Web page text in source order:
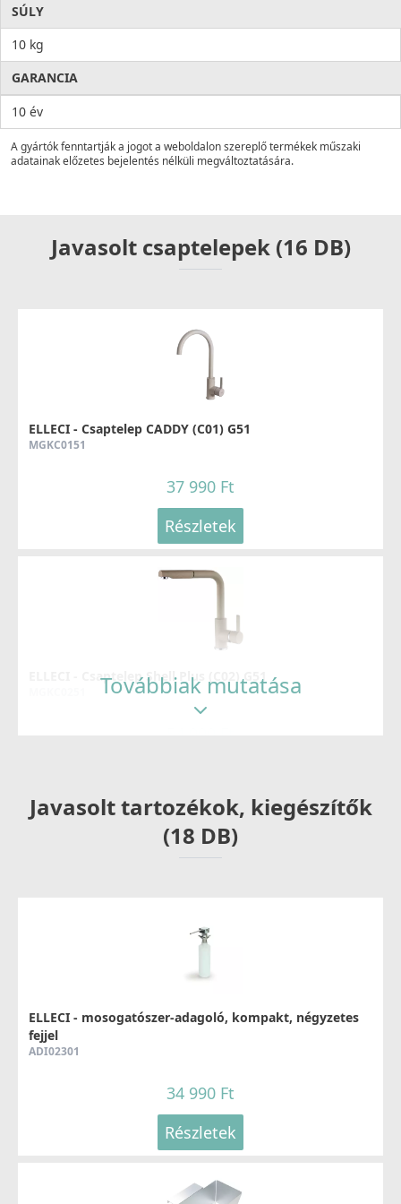
SÚLY
10 kg
GARANCIA
10 év
A gyártók fenntartják a jogot a weboldalon szereplő termékek műszaki
adatainak előzetes bejelentés nélküli megváltoztatására.
Javasolt csaptelepek (16 DB)
ELLECI - Csaptelep CADDY (C01) G51
MGKC0151
37 990 Ft
Részletek
ELLECI - Csaptelep Shell Plus (C02) G51
ELLECI - Csaptelep Minerva G51
37 990 Ft
ELLECI - Csaptelep Senna G51
Továbbiak mutatása
Javasolt tartozékok, kiegészítők
(18 DB)
ELLECI - mosogatószer-adagoló, kompakt, négyzetes
fejjel
ADI02301
34 990 Ft
Részletek